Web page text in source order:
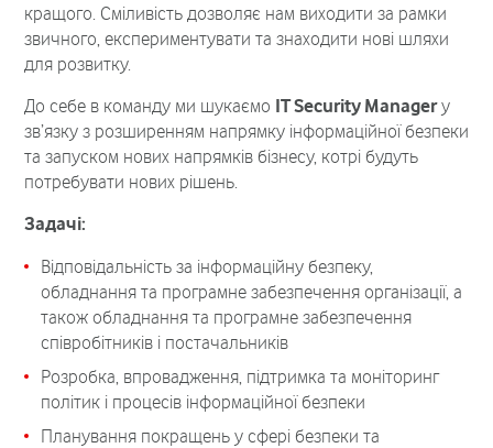
кращого. Сміливість дозволяє нам виходити за рамки
звичного, експериментувати та знаходити нові шляхи
для розвитку.
До себе в команду ми шукаємо ITSecurity Managerу
зв’язку з розширенням напрямку інформаційної безпеки
та запуском нових напрямків бізнесу, котрі будуть
потребувати нових рішень.
Задачі:
Відповідальність за інформаційну безпеку,
обладнання та програмне забезпечення організації, а
також обладнання та програмне забезпечення
співробітників і постачальників
Розробка, впровадження, підтримка та моніторинг
політик і процесів інформаційної безпеки
Планування покращень у сфері безпеки та